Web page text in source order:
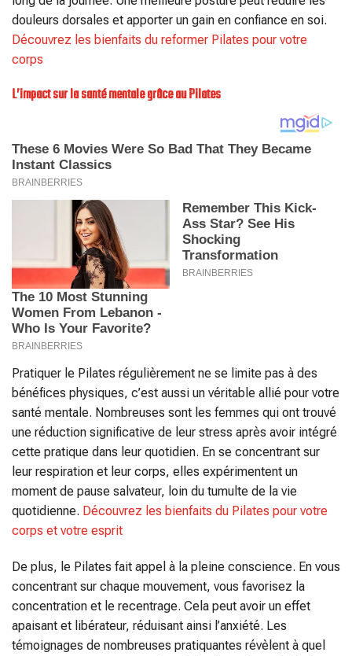
douleurs dorsales et apporter un gain en confiance en soi.
Découvrez les bienfaits du reformer Pilates pour votre
corps
L’impact sur la santé mentale grâce au Pilates
Pratiquer le Pilates régulièrement ne se limite pas à des
bénéfices physiques, c’est aussi un véritable allié pour votre
santé mentale. Nombreuses sont les femmes qui ont trouvé
une réduction significative de leur stress après avoir intégré
cette pratique dans leur quotidien. En se concentrant sur
leur respiration et leur corps, elles expérimentent un
moment de pause salvateur, loin du tumulte de la vie
quotidienne. Découvrez les bienfaits du Pilates pour votre
corps et votre esprit
De plus, le Pilates fait appel à la pleine conscience. En vous
concentrant sur chaque mouvement, vous favorisez la
concentration et le recentrage. Cela peut avoir un effet
apaisant et libérateur, réduisant ainsi l’anxiété. Les
témoignages de nombreuses pratiquantes révèlent à quel